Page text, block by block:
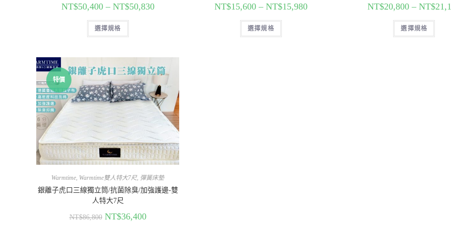
NT$50,400– NT$50,830
選擇規格
NT$15,600– NT$15,980
選擇規格
NT$20,800 –NT$
選擇規格
特價
Warmtime, Warmtime雙人特大7尺, 彈簧床墊
銀離子虎口三線獨立筒/抗菌除臭/加強護邊-雙
人特大7尺
NT$86,800 NT$36,400